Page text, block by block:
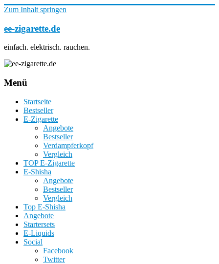
Zum Inhalt springen
ee-zigarette.de
einfach. elektrisch. rauchen.
Menü
Startseite
Bestseller
E-Zigarette
Angebote
Bestseller
Verdampferkopf
Vergleich
TOP E-Zigarette
E-Shisha
Angebote
Bestseller
Vergleich
Top E-Shisha
Angebote
Startersets
E-Liquids
Social
Facebook
Twitter